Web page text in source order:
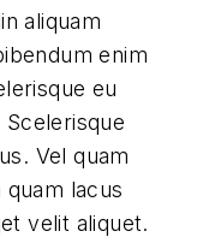
aliquam
enim
eu
Vel quam
lacus
velit aliquet.